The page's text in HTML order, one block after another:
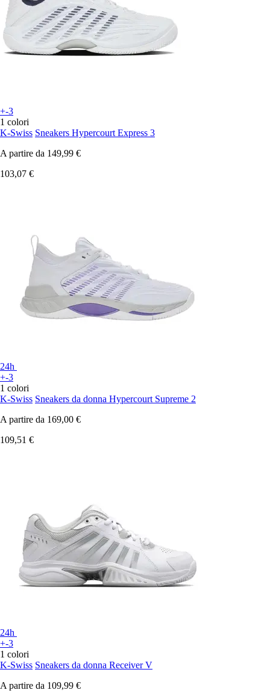
+-3
1 colori
K-Swiss Sneakers Hypercourt Express 3
A partire da 149,99 €
103,07 €
24h
+-3
1 colori
K-Swiss Sneakers da donna Hypercourt Supreme 2
A partire da 169,00 €
109,51 €
24h
+-3
1 colori
K-Swiss Sneakers da donna Receiver V
A partire da 109,99 €